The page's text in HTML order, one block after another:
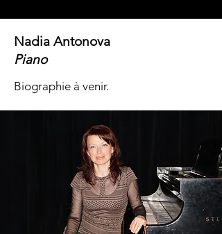
Nadia Antonova
Piano
Biographie à venir.